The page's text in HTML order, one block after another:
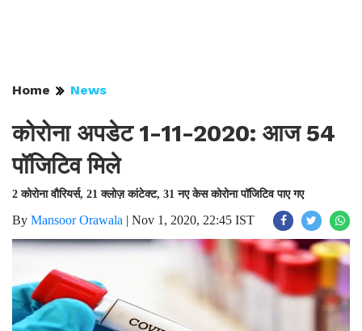
Home News
कोरोना अपडेट 1-11-2020: आज 54
पॉजिटिव मिले
2 कोरोना वौरियर्स, 21 क्लोज़ कांटेक्ट, 31 नए केस कोरोना पॉजिटिव पाए गए
By Mansoor Orawala | Nov 1, 2020, 22:45 IST